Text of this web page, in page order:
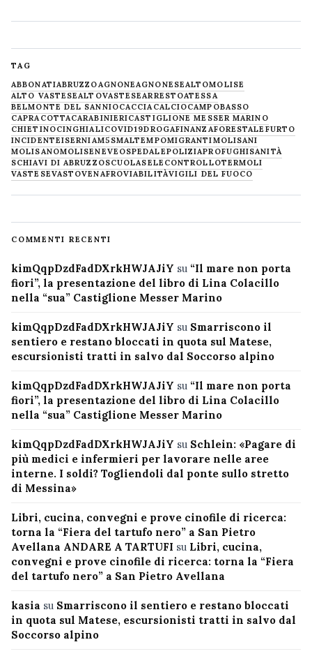
TAG
ABBONATIABRUZZOAGNONEAGNONESEALTOMOLISE
ALTO VASTESEALTOVASTESEARRESTOATESSA
BELMONTE DEL SANNIOCACCIACALCIOCAMPOBASSO
CAPRACOTTACARABINIERICASTIGLIONE MESSER MARINO
CHIETINOCINGHIALICOVID19DROGAFINANZAFORESTALE FURTO
INCIDENTEISERNIAM5SMALTEMPOMIGRANTIMOLISANI
MOLISANOMOLISENEVE OSPEDALEPOLIZIAPROFUGHISANITÀ
SCHIAVI DI ABRUZZOSCUOLASELECONTROLLOTERMOLI
VASTESEVASTOVENAFROVIABILITÀVIGILI DEL FUOCO
COMMENTI RECENTI
kimQqpDzdFadDXrkHWJAJiY su “Il mare non porta
fiori”, la presentazione del libro di Lina Colacillo
nella “sua” Castiglione Messer Marino
kimQqpDzdFadDXrkHWJAJiY su Smarriscono il
sentiero e restano bloccati in quota sul Matese,
escursionisti tratti in salvo dal Soccorso alpino
kimQqpDzdFadDXrkHWJAJiY su “Il mare non porta
fiori”, la presentazione del libro di Lina Colacillo
nella “sua” Castiglione Messer Marino
kimQqpDzdFadDXrkHWJAJiY su Schlein: «Pagare di
più medici e infermieri per lavorare nelle aree
interne. I soldi? Togliendoli dal ponte sullo stretto
di Messina»
Libri, cucina, convegni e prove cinofile di ricerca:
torna la “Fiera del tartufo nero” a San Pietro
Avellana ANDARE A TARTUFI su Libri, cucina,
convegni e prove cinofile di ricerca: torna la “Fiera
del tartufo nero” a San Pietro Avellana
kasia su Smarriscono il sentiero e restano bloccati
in quota sul Matese, escursionisti tratti in salvo dal
Soccorso alpino